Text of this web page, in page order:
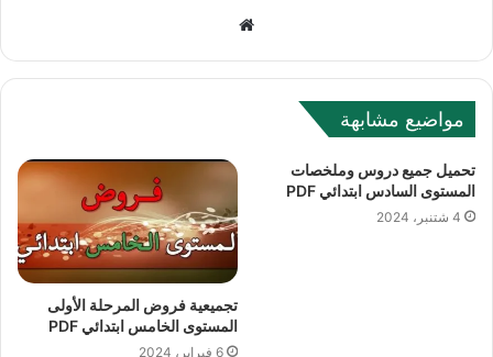
مواضيع مشابهة
تحميل جميع دروس وملخصات
المستوى السادس ابتدائي PDF
4 شتنبر، 2024
تجميعية فروض المرحلة الأولى
المستوى الخامس ابتدائي PDF
6 فبراير، 2024